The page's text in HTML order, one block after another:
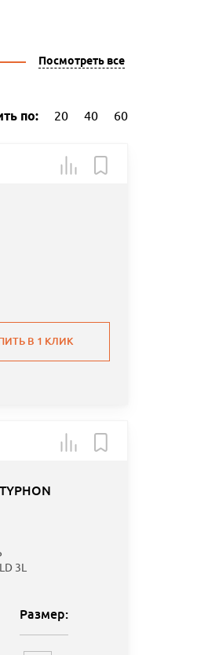
Посмотреть все
по: 20 40 60
В 1 КЛИК
3L
Размер: